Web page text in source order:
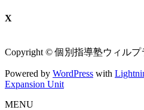
X
Copyright © 個別指導塾ウィルプ
Powered by WordPress with
Expansion Unit
MENU